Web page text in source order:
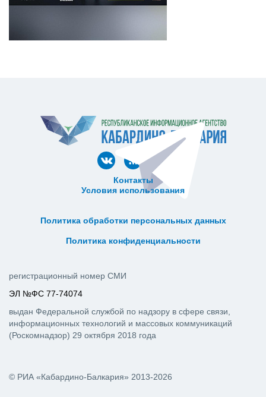
Контакты
Условия использования
Политика обработки персональных данных
Политика конфиденциальности
© РИА «Кабардино-Балкария» 2013-2026
регистрационный номер СМИ
ЭЛ №ФС 77-74074
выдан Федеральной службой по надзору в сфере связи,
информационных технологий и массовых коммуникаций
(Роскомнадзор) 29 октября 2018 года